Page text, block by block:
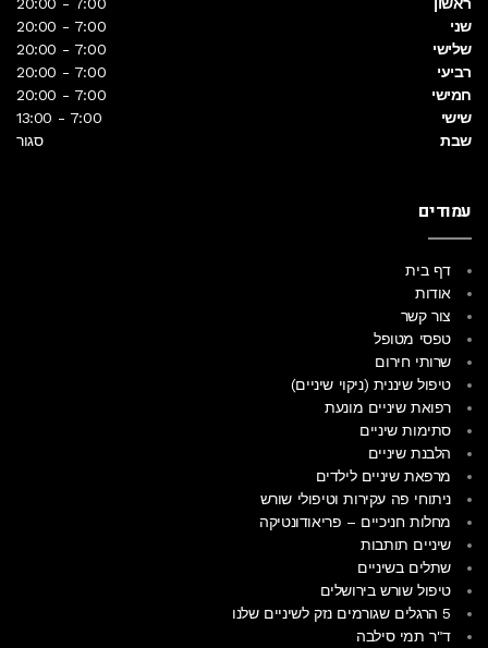
שני
7:00 - 20:00
שלישי
7:00 - 20:00
רביעי
7:00 - 20:00
חמישי
7:00 - 20:00
שישי
7:00 - 13:00
שבת
סגור
עמודים
דף בית
אודות
צור קשר
טפסי מטופל
שרותי חירום
טיפול שיננית (ניקוי שיניים)
רפואת שיניים מונעת
סתימות שיניים
הלבנת שיניים
מרפאת שיניים לילדים
ניתוחי פה עקירות וטיפולי שורש
מחלות חניכיים – פריאודונטיקה
שיניים תותבות
שתלים בשיניים
טיפול שורש בירושלים
5 הרגלים שגורמים נזק לשיניים שלנו
ד"ר תמי סילבה